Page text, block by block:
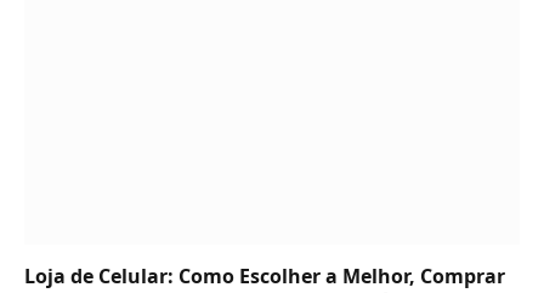
Loja de Celular: Como Escolher a Melhor, Comprar